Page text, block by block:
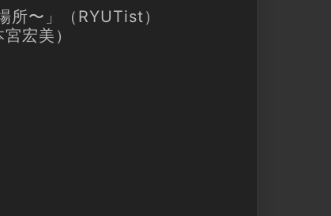
〜」（RYUTist）
宏美）